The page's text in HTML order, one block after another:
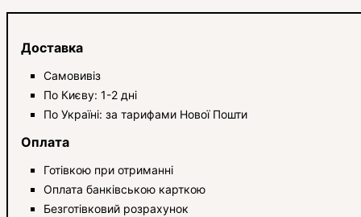
Доставка
Самовивіз
По Києву: 1-2 дні
По Україні: за тарифами Нової Пошти
Оплата
Готівкою при отриманні
Оплата банківською карткою
Безготівковий розрахунок